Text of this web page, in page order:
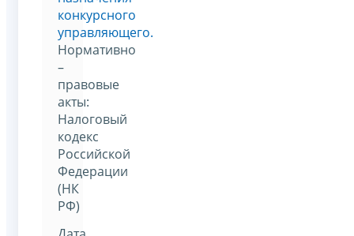
конкурсного
управляющего.
Нормативно
–
правовые
акты:
Налоговый
кодекс
Российской
Федерации
(НК
РФ)